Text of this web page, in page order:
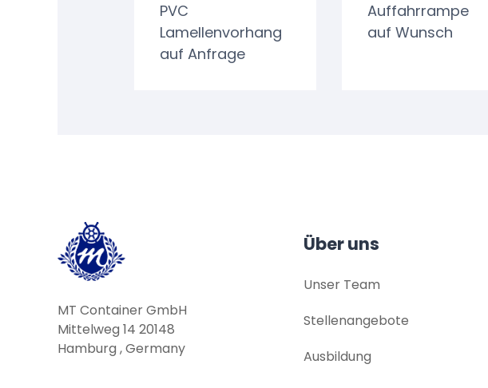
PVC
Lamellenvorhang
auf Anfrage
Auffahrrampe
auf Wunsch
MT Container GmbH
Mittelweg 14 20148
Hamburg , Germany
Über uns
Unser Team
Stellenangebote
Ausbildung